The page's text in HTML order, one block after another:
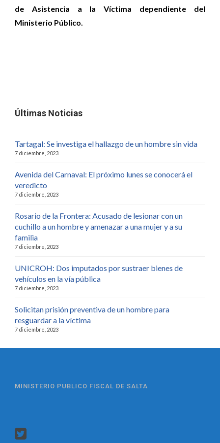
de Asistencia a la Víctima dependiente del
Ministerio Público.
Últimas Noticias
Tartagal: Se investiga el hallazgo de un hombre sin vida
7 diciembre, 2023
Avenida del Carnaval: El próximo lunes se conocerá el
veredicto
7 diciembre, 2023
Rosario de la Frontera: Acusado de lesionar con un
cuchillo a un hombre y amenazar a una mujer y a su
familia
7 diciembre, 2023
UNICROH: Dos imputados por sustraer bienes de
vehículos en la vía pública
7 diciembre, 2023
Solicitan prisión preventiva de un hombre para
resguardar a la víctima
7 diciembre, 2023
MINISTERIO PUBLICO FISCAL DE SALTA